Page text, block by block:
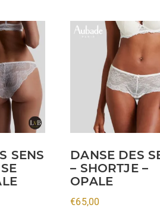
SENS
DANSE DES
– SHORTJE –
OPALE
€65,00
Dit
meerdere
variaties.
gekozen
worden
op
de